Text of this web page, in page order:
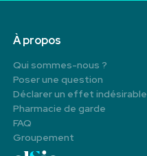
À propos
Qui sommes-nous ?
Poser une question
Déclarer un effet indésirable
Pharmacie de garde
FAQ
Groupement